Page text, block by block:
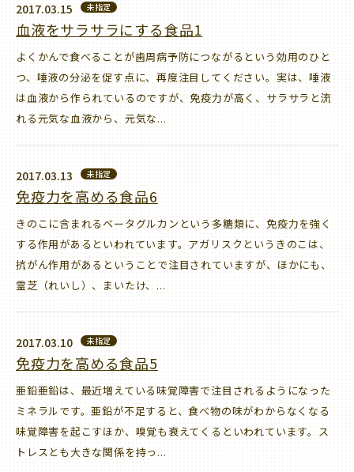
2017.03.15 未指定
血液をサラサラにする食品1
よくかんで食べることが歯周病予防につながるという効用のひと
つ、唾液の分泌を促す点に、再度注目してください。実は、唾液
は血液から作られているのですが、免疫力が高く、サラサラと流
れる元気な血液から、元気な...
2017.03.13 未指定
免疫力を高める食品6
きのこに含まれるベータグルカンという多糖類に、免疫力を強く
する作用があるといわれています。アガリスクというきのこは、
抗がん作用があるということで注目されていますが、ほかにも、
霊芝（れいし）、まいたけ、...
2017.03.10 未指定
免疫力を高める食品5
亜鉛亜鉛は、最近増えている味覚障害で注目されるようになった
ミネラルです。亜鉛が不足すると、食べ物の味がわからなくなる
味覚障害を起こすほか、嗅覚も衰えてくるといわれています。ス
トレスとも大きな関係を持っ...